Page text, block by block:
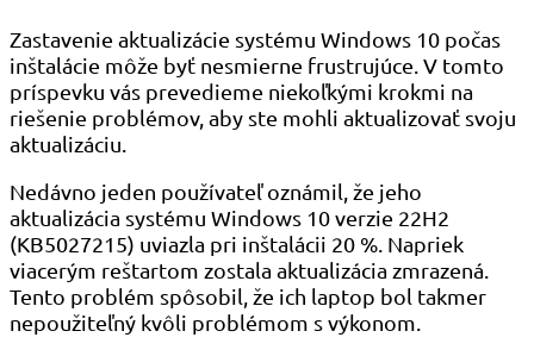
Zastavenie aktualizácie systému Windows 10 počas
inštalácie môže byť nesmierne frustrujúce. V tomto
príspevku vás prevedieme niekoľkými krokmi na
riešenie problémov, aby ste mohli aktualizovať svoju
aktualizáciu.
Nedávno jeden používateľ oznámil, že jeho
aktualizácia systému Windows 10 verzie 22H2
(KB5027215) uviazla pri inštalácii 20 %. Napriek
viacerým reštartom zostala aktualizácia zmrazená.
Tento problém spôsobil, že ich laptop bol takmer
nepoužiteľný kvôli problémom s výkonom.